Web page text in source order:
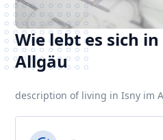
Wie lebt es sich
Allgäu
description of living in Isny im